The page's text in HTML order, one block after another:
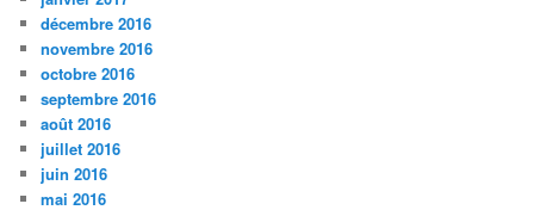
décembre 2016
novembre 2016
octobre 2016
septembre 2016
août 2016
juillet 2016
juin 2016
mai 2016